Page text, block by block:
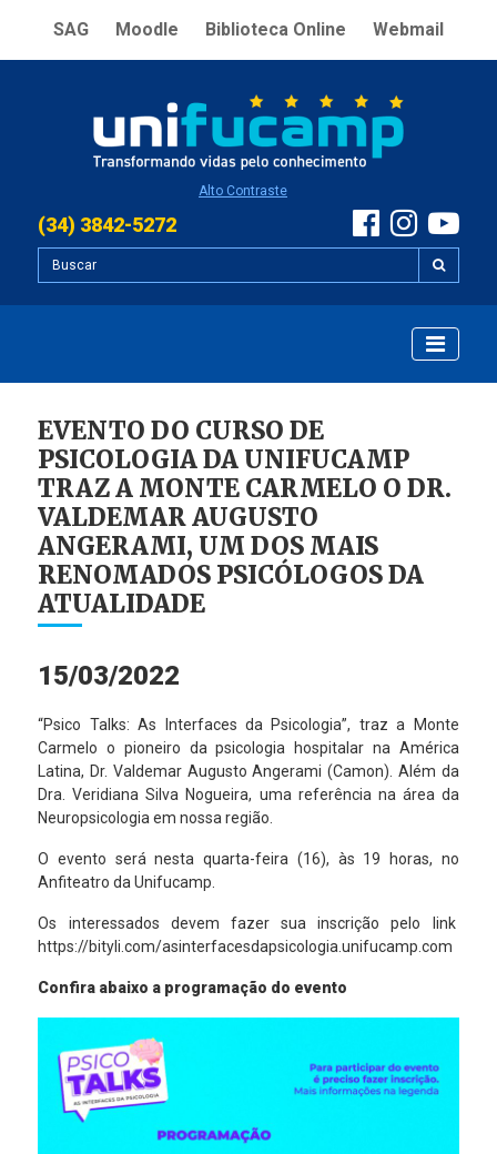
SAG Moodle Biblioteca Online Webmail
Alto Contraste
(34) 3842-5272
EVENTO DO CURSO DE
PSICOLOGIA DA UNIFUCAMP
TRAZ A MONTE CARMELO O DR.
VALDEMAR AUGUSTO
ANGERAMI, UM DOS MAIS
RENOMADOS PSICÓLOGOS DA
ATUALIDADE
15/03/2022
“Psico Talks: As Interfaces da Psicologia”, traz a Monte
Carmelo o pioneiro da psicologia hospitalar na América
Latina, Dr. Valdemar Augusto Angerami (Camon). Além da
Dra. Veridiana Silva Nogueira, uma referência na área da
Neuropsicologia em nossa região.
O evento será nesta quarta-feira (16), às 19 horas, no
Anfiteatro da Unifucamp.
Os interessados devem fazer sua inscrição pelo link
https://bityli.com/asinterfacesdapsicologia.unifucamp.com
Confira abaixo a programação do evento